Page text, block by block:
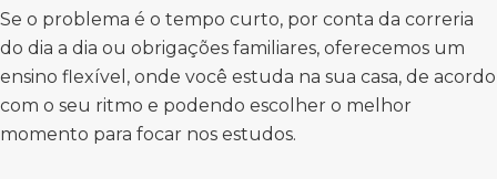
Se o problema é o tempo curto, por conta da correria
do dia a dia ou obrigações familiares, oferecemos um
ensino flexível, onde você estuda na sua casa, de acordo
com o seu ritmo e podendo escolher o melhor
momento para focar nos estudos.